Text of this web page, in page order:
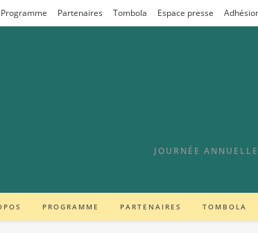
Programme Partenaires Tombola Espace presse
JOURNÉE
PROGRAMME PARTENAIRES TOMBOLA